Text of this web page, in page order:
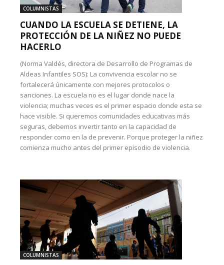
COLUMNISTAS
CUANDO LA ESCUELA SE DETIENE, LA
PROTECCIÓN DE LA NIÑEZ NO PUEDE
HACERLO
(Norma Valdés, directora de Desarrollo de Programas de
Aldeas Infantiles SOS): La convivencia escolar no se
fortalecerá únicamente con mejores protocolos o
sanciones. La escuela no es el lugar donde nace la
violencia; muchas veces es el primer espacio donde esta se
hace visible. Si queremos comunidades educativas más
seguras, debemos invertir tanto en la capacidad de
responder como en la de prevenir. Porque proteger la niñez
comienza mucho antes del primer episodio de violencia.
COLUMNISTAS